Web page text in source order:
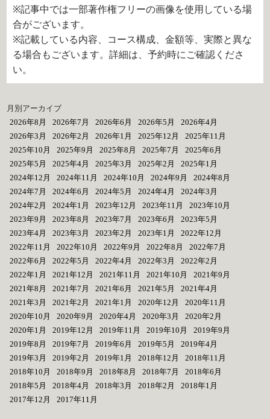
※記事中では一部著作権フリーの画像を使用している場
合がございます。
※記載している内容、コース構成、金額等、実際と異な
る場合もございます。詳細は、予約時にご確認くださ
い。
月別アーカイブ
2026年8月
2026年7月 2026年6月 2026年5月
2026年4月
2026年3月
2026年2月 2026年1月 2025年12月
2025年11月
2025年10月
2025年9月 2025年8月 2025年7月
2025年6月
2025年5月
2025年4月 2025年3月 2025年2月
2025年1月
2024年12月
2024年11月 2024年10月 2024年9月
2024年8月
2024年7月
2024年6月 2024年5月 2024年4月
2024年3月
2024年2月
2024年1月 2023年12月 2023年11月
2023年10月
2023年9月
2023年8月 2023年7月 2023年6月
2023年5月
2023年4月
2023年3月 2023年2月 2023年1月
2022年12月
2022年11月
2022年10月 2022年9月 2022年8月
2022年7月
2022年6月
2022年5月 2022年4月 2022年3月
2022年2月
2022年1月
2021年12月 2021年11月 2021年10月
2021年9月
2021年8月
2021年7月 2021年6月 2021年5月
2021年4月
2021年3月
2021年2月 2021年1月 2020年12月
2020年11月
2020年10月
2020年9月 2020年4月 2020年3月
2020年2月
2020年1月
2019年12月 2019年11月 2019年10月
2019年9月
2019年8月
2019年7月 2019年6月 2019年5月
2019年4月
2019年3月
2019年2月 2019年1月 2018年12月
2018年11月
2018年10月
2018年9月 2018年8月 2018年7月
2018年6月
2018年5月
2018年4月 2018年3月 2018年2月
2018年1月
2017年12月
2017年11月